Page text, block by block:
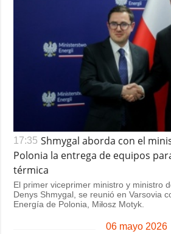
17:35 Shmygal aborda con el
Polonia la entrega de equipos
térmica
El primer viceprimer ministro y ministro
Denys Shmygal, se reunió en Varsovia
Energía de Polonia, Miłosz Motyk.
06 mayo 2026